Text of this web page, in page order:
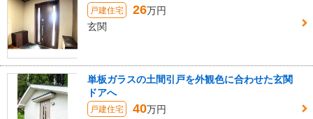
戸建住宅 26万円
玄関
単板ガラスの土間引戸を外観色に合わせた玄関
ドアへ
戸建住宅 40万円